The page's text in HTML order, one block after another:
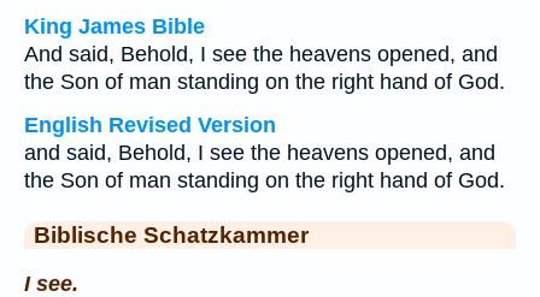
King James Bible
And said, Behold, I see the heavens opened, and
the Son of man standing on the right hand of God.
English Revised Version
and said, Behold, I see the heavens opened, and
the Son of man standing on the right hand of God.
Biblische Schatzkammer
I see.